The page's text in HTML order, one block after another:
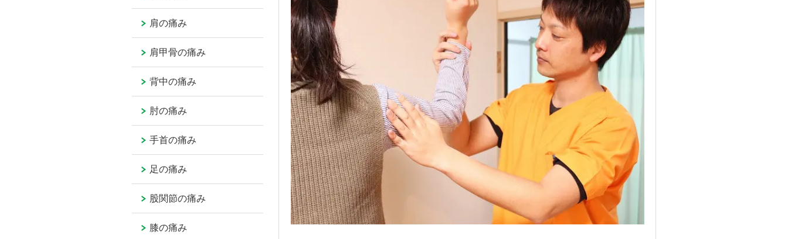
肩の痛み
肩甲骨の痛み
背中の痛み
肘の痛み
手首の痛み
足の痛み
股関節の痛み
膝の痛み